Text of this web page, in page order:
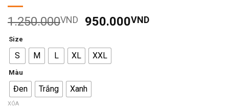
1.250.000VND
Giá
là:
1.250.000VND.
950.000VNDGiá
Size
S M L XL XXL
Màu
Đen Trắng Xanh
XÓA